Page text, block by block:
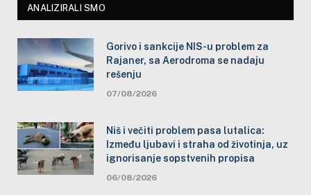
ANALIZIRALI SMO
Gorivo i sankcije NIS-u problem za
Rajaner, sa Aerodroma se nadaju
rešenju
07/08/2026
Niš i večiti problem pasa lutalica:
Između ljubavi i straha od životinja, uz
ignorisanje sopstvenih propisa
06/08/2026